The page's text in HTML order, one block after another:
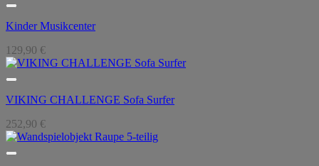
Kinder Musikcenter
129,90 €
VIKING CHALLENGE Sofa Surfer
252,90 €